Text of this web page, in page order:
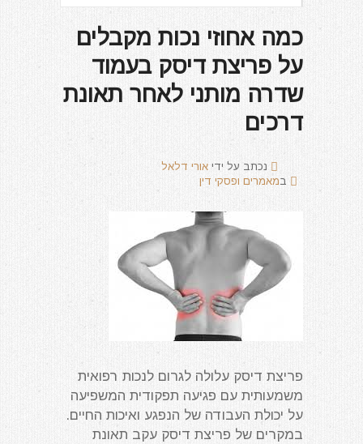
כמה אחוזי נכות מקבלים
על פריצת דיסק בעמוד
שדרה מותני לאחר תאונת
דרכים
נכתב על ידי אורי דלאל
במאמרים ופסקי דין
פריצת דיסק עלולה לגרום לנכות רפואית
משמעותית עם פגיעה תפקודית המשפיעה
על יכולת העבודה של הנפגע ואיכות החיים.
במקרים של פריצת דיסק עקב תאונת